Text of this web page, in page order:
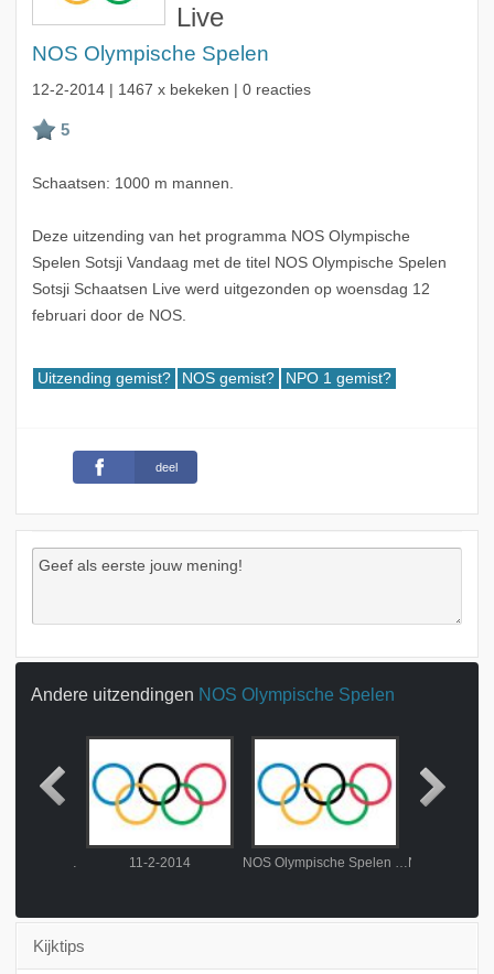
Live
NOS Olympische Spelen
12-2-2014| 1467 x bekeken | 0 reacties
Schaatsen: 1000 m mannen.
Deze uitzending van het programma NOS Olympische
Spelen Sotsji Vandaag met de titel NOS Olympische Spelen
Sotsji Schaatsen Live werd uitgezonden op woensdag 12
februari door de NOS.
Uitzending gemist? NOS gemist? NPO 1 gemist?
deel
Andere uitzendingen NOS Olympische Spelen
NOS Olympische Spelen Sotsji Schaatsen Live 11-2-2014 NOS Olympische Spelen Sotsji Schaatsen Live
Kijktips